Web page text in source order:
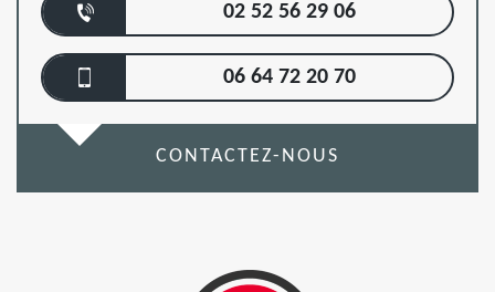
02 52 56 29 06
06 64 72 20 70
CONTACTEZ-NOUS